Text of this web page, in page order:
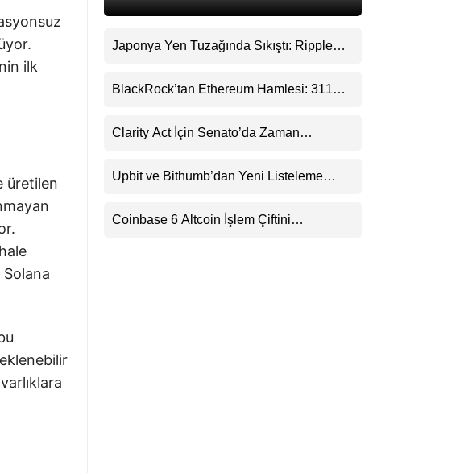
Pinterest
ilk
üretilen
Japonya Yen Tuzağında Sıkıştı: Ripple
BlackRock’tan Ethereum Hamlesi: 311
Clarity Act İçin Senato’da Zaman
Upbit ve Bithumb’dan Yeni Listeleme
Geliyor
Coinbase 6 Altcoin İşlem Çiftini